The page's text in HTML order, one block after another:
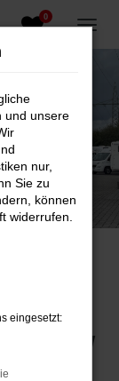
0
und PKW
und unsere
nur,
Sie zu
können
widerrufen.
eingesetzt: